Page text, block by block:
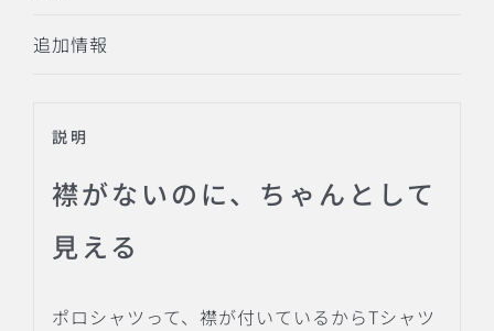
追加情報
説明
襟がないのに、ちゃんとして
見える
ポロシャツって、襟が付いているからTシャツ